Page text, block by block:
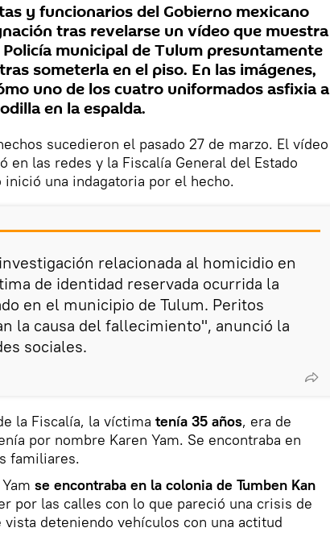
y funcionarios del Gobierno mexicano
tras revelarse un vídeo que muestra
municipal de Tulum presuntamente
someterla en el piso. En las imágenes,
uno de los cuatro uniformados asfixia a
en la espalda.
sucedieron el pasado 27 de marzo. El vídeo
en las redes y la Fiscalía General del Estado
inició una indagatoria por el hecho.
relacionada al homicidio en
de identidad reservada ocurrida la
en el municipio de Tulum. Peritos
la causa del fallecimiento", anunció la
sociales.
la Fiscalía, la víctima tenía 35 años, era de
por nombre Karen Yam. Se encontraba en
familiares.
se encontraba en la colonia de Tumben Kan
por las calles con lo que pareció una crisis de
vista deteniendo vehículos con una actitud